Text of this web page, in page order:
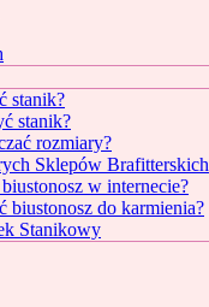
stanik?
stanik?
rozmiary?
Sklepów Brafitterskich
w internecie?
biustonosz do karmienia?
Stanikowy